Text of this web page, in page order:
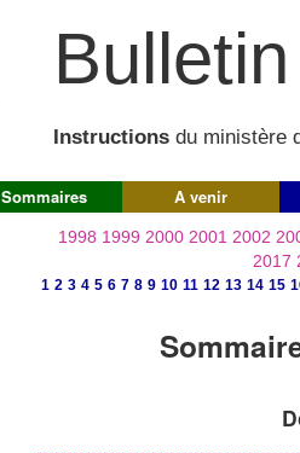
Instructions du ministère
Sommaires A venir
1998 1999 2000 2001 2002
2017
1 2 3 4 5 6 7 8 9 10 11 12 13 14 15